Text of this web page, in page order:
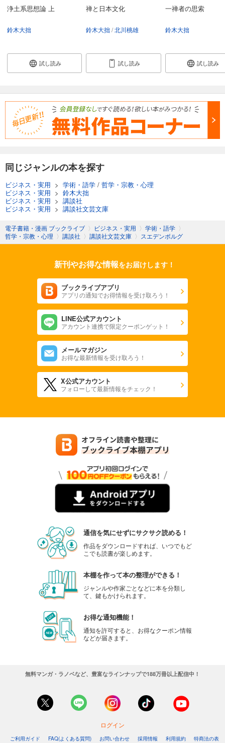
浄土系思想論 上
鈴木大拙
試し読み
禅と日本文化
鈴木大拙 北川桃雄
試し読み
一禅者の思索
鈴木大拙
試し読み
同じジャンルの本を探す
ビジネス・実用 > 学術・語学 / 哲学・宗教・心理
ビジネス・実用 > 鈴木大拙
ビジネス・実用 > 講談社
ビジネス・実用 > 講談社文芸文庫
電子書籍・漫画 ブックライブ 〉 ビジネス・実用 〉 学術・語学 〉
哲学・宗教・心理 〉 講談社 〉 講談社文芸文庫 〉 スエデンボルグ
新刊やお得な情報をお届けします！
ブックライブアプリ
アプリの通知でお得情報を受け取ろう！
LINE公式アカウント
アカウント連携で限定クーポンゲット！
メールマガジン
お得な最新情報を受け取ろう！
X公式アカウント
フォローして最新情報をチェック！
通信を気にせずにサクサク読める！
作品をダウンロードすれば、いつでもど
こでも読書が楽しめます。
本棚を作って本の整理ができる！
ジャンルや作家ごとなどに本を分類し
て、鍵もかけられます。
お得な通知機能！
通知を許可すると、お得なクーポン情報
などが届きます。
無料マンガ・ラノベなど、豊富なラインナップで188万冊以上配信中！
ログイン
ご利用ガイド FAQ(よくある質問) お問い合わせ 採用情報 利用規約 特商法の表